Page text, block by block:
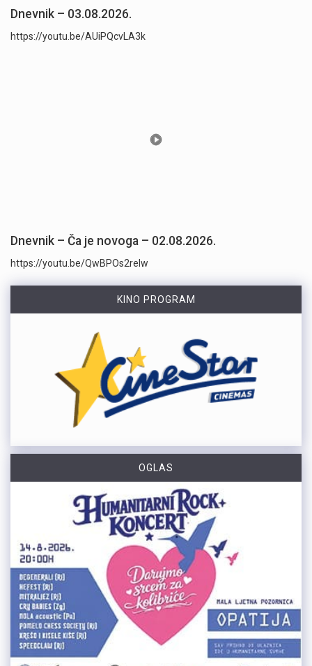
Dnevnik – 03.08.2026.
https://youtu.be/AUiPQcvLA3k
Dnevnik – Ča je novoga – 02.08.2026.
https://youtu.be/QwBPOs2reIw
KINO PROGRAM
OGLAS